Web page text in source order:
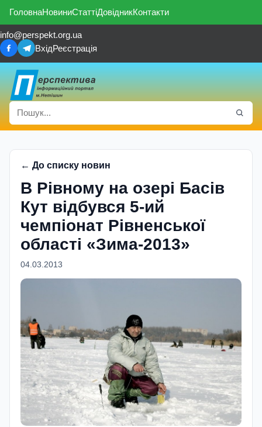
ГоловнаНовиниСтаттіДовідникКонтакти
info@perspekt.org.ua
ВхідРеєстрація
← До списку новин
В Рівному на озері Басів
Кут відбувся 5-ий
чемпіонат Рівненської
області «Зима-2013»
04.03.2013